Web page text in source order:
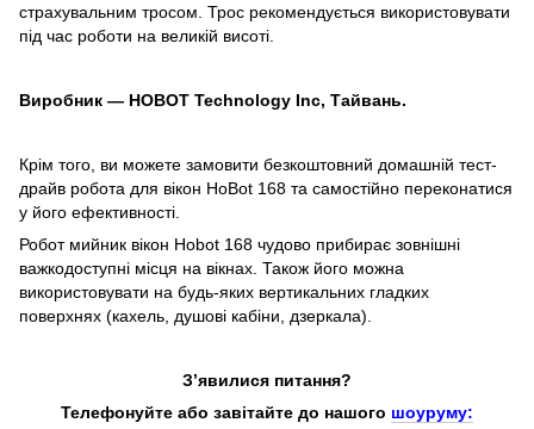
страхувальним тросом. Трос рекомендується використовувати
під час роботи на великій висоті.
Виробник — HOBOT Technology Inc, Тайвань.
Крім того, ви можете замовити безкоштовний домашній тест-
драйв робота для вікон HoBot 168 та самостійно переконатися
у його ефективності.
Робот мийник вікон Hobot 168 чудово прибирає зовнішні
важкодоступні місця на вікнах. Також його можна
використовувати на будь-яких вертикальних гладких
поверхнях (кахель, душові кабіни, дзеркала).
З’явилися питання?
Телефонуйте або завітайте до нашого шоуруму: